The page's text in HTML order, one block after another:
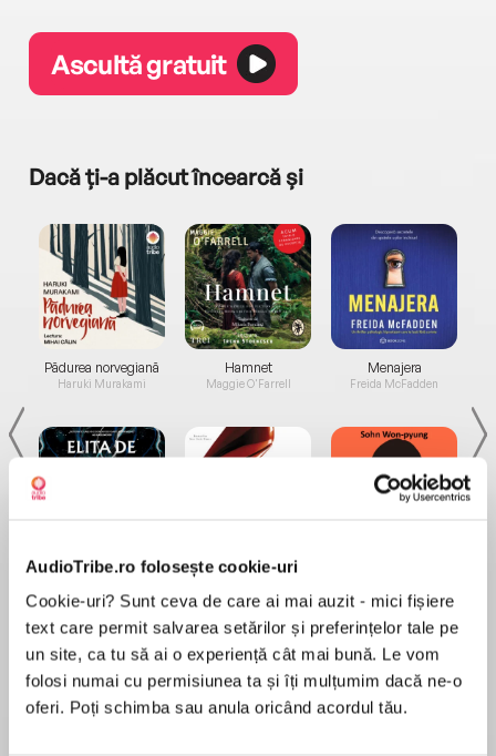
AudioTribe.ro folosește cookie-uri
Cookie-uri? Sunt ceva de care ai mai auzit - mici fișiere
text care permit salvarea setărilor și preferințelor tale pe
un site, ca tu să ai o experiență cât mai bună. Le vom
folosi numai cu permisiunea ta și îți mulțumim dacă ne-o
oferi. Poți schimba sau anula oricând acordul tău.
Ascultă gratuit
Dacă ți-a plăcut încearcă și
Pădurea norvegiană
Haruki Murakami
Elita de Argint (Elita
Hamnet
Maggie O'Farrell
Diavolul se îmbracă de
Menajera
Freida McFadden
Desprecarte